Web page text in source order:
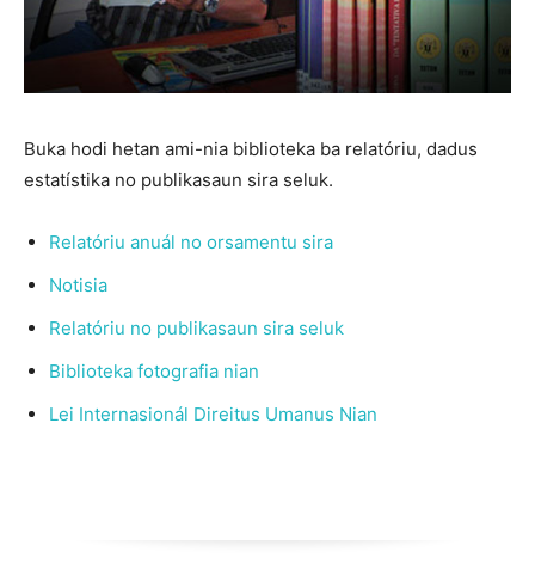
Buka hodi hetan ami-nia biblioteka ba relatóriu, dadus
estatístika no publikasaun sira seluk.
Relatóriu anuál no orsamentu sira
Notisia
Relatóriu no publikasaun sira seluk
Biblioteka fotografia nian
Lei Internasionál Direitus Umanus Nian